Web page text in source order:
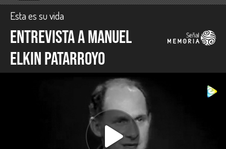
Esta es su vida
Entrevista a Manuel
Elkin Patarroyo